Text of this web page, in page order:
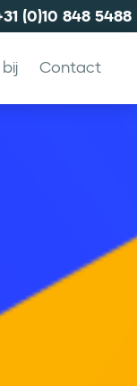
(0)10 848 5488
Contact